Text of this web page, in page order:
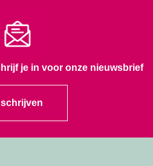
je in voor onze nieuwsbrief